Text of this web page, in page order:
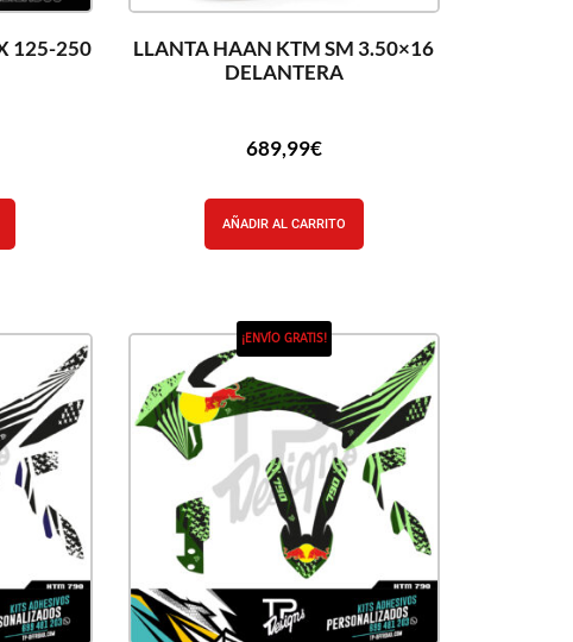
125-250
LLANTA HAAN KTM SM 3.50×16
DELANTERA
689,99€
AÑADIR AL CARRITO
¡ENVÍO GRATIS!